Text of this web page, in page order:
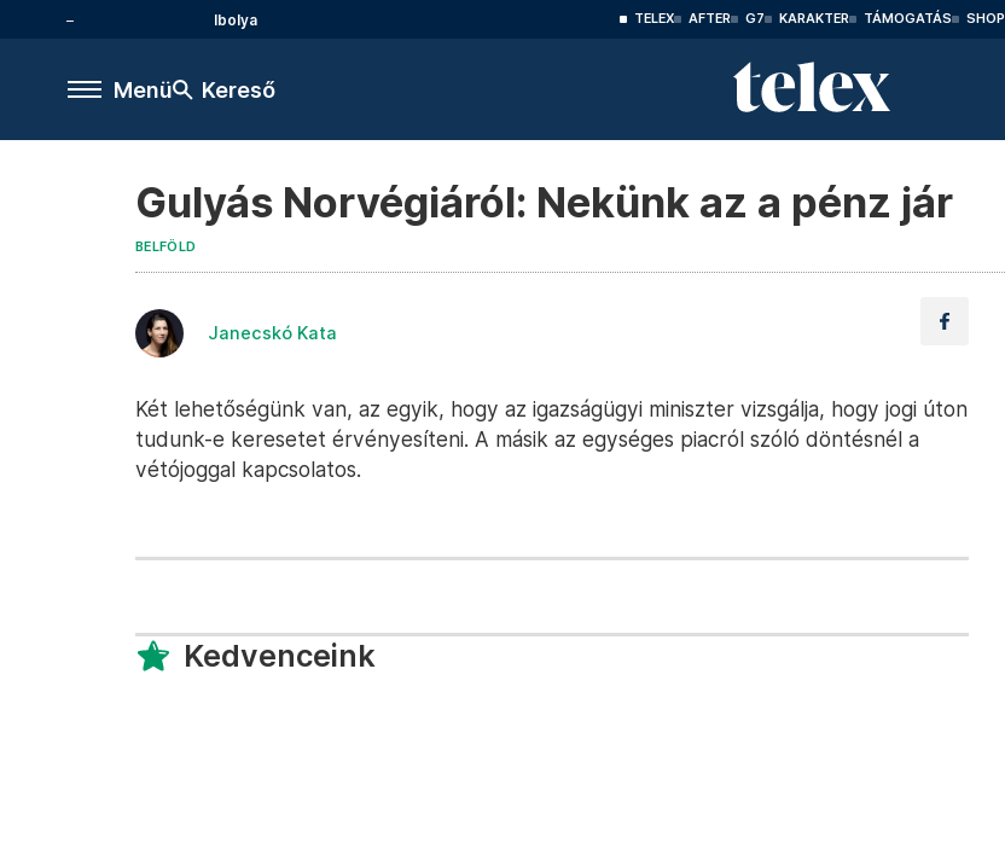
Ibolya TELEX AFTER G7 KARAKTER TÁMOGATÁS SHOP
Menü Kereső
Gulyás Norvégiáról: Nekünk az a pénz jár
BELFÖLD
Janecskó Kata
Két lehetőségünk van, az egyik, hogy az igazságügyi miniszter vizsgálja, hogy jogi úton
tudunk-e keresetet érvényesíteni. A másik az egységes piacról szóló döntésnél a
vétójoggal kapcsolatos.
Kedvenceink